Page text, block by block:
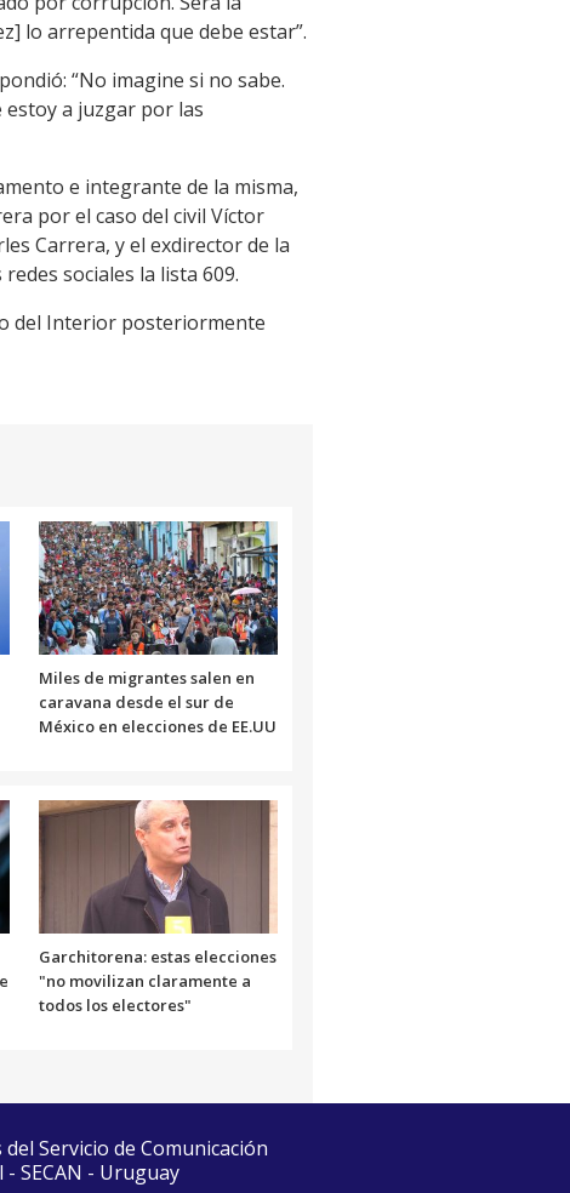
lo arrepentida que debe estar”.
“No imagine si no sabe.
estoy a juzgar por las
e integrante de la misma,
por el caso del civil Víctor
Carrera, y el exdirector de la
sociales la lista 609.
del Interior posteriormente
Miles de migrantes salen en
caravana desde el sur de
México en elecciones de EE.UU
Garchitorena: estas elecciones
"no movilizan claramente a
todos los electores"
Servicio de Comunicación
SECAN - Uruguay